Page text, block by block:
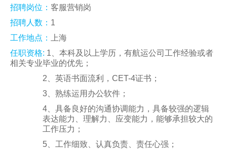
联系我们
人才招聘
招聘岗位： 客服营销岗
招聘人数： 1
工作地点：
上海
任职资格: 1 、本科及以上学历，有航运公司工作经验或者
相关专业毕业的优先；
2 、英语书面流利，CET-4证书；
3 、熟练运用办公软件；
4 、具备良好的沟通协调能力，具备较强的逻辑
表达能力、理解力、应变能力，能够承担较大的
工作压力；
5 、工作细致、认真负责、责任心强；